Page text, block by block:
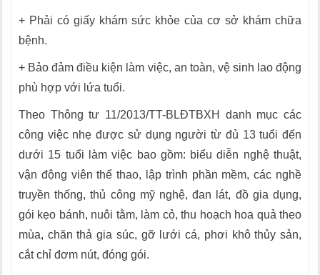
+ Phải có giấy khám sức khỏe của cơ sở khám chữa
bệnh.
+ Bảo đảm điều kiện làm việc, an toàn, vệ sinh lao động
phù hợp với lứa tuổi.
Theo Thông tư 11/2013/TT-BLĐTBXH danh mục các
công việc nhẹ được sử dụng người từ đủ 13 tuổi đến
dưới 15 tuổi làm việc bao gồm: biểu diễn nghệ thuật,
vận động viên thể thao, lập trình phần mềm, các nghề
truyền thống, thủ công mỹ nghệ, đan lát, đồ gia dụng,
gói kẹo bánh, nuôi tằm, làm cỏ, thu hoạch hoa quả theo
mùa, chăn thả gia súc, gỡ lưới cá, phơi khô thủy sản,
cắt chỉ đơm nút, đóng gói.